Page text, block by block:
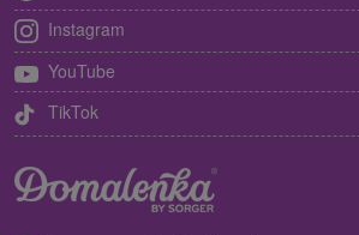
Instagram
YouTube
TikTok